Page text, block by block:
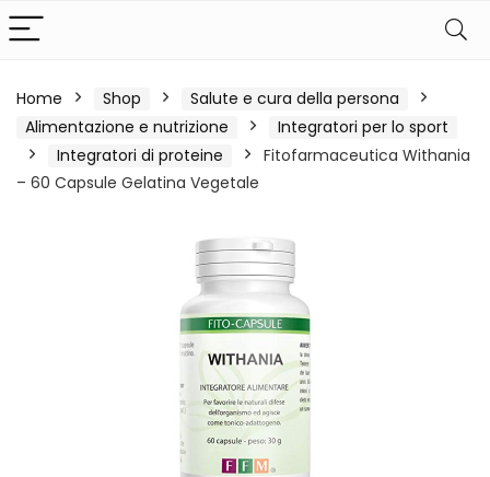
Home Shop
Salute e cura della persona
Alimentazione e nutrizione
Integratori per lo sport
Integratori di proteine
Fitofarmaceutica Withania
– 60 Capsule Gelatina Vegetale